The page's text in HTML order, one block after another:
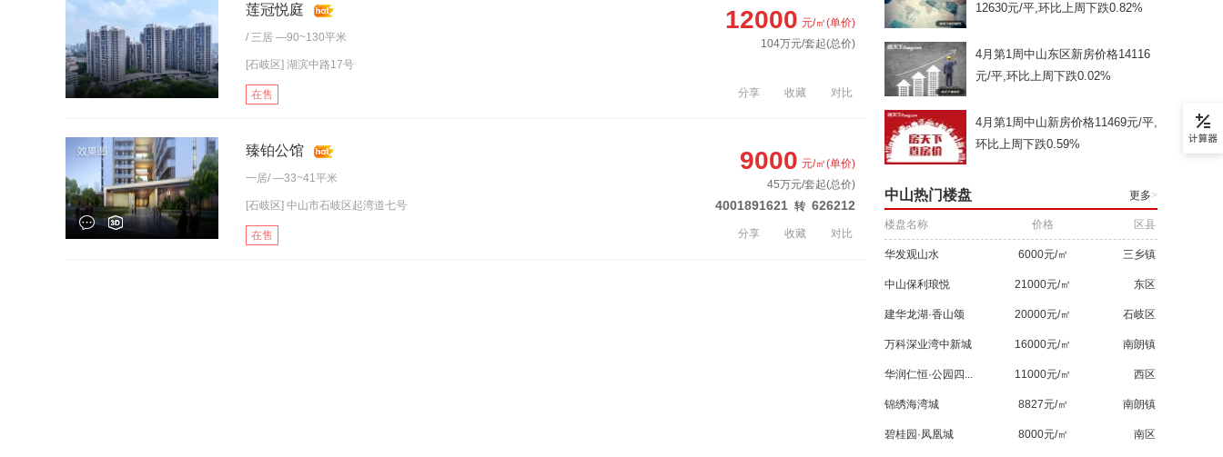
莲冠悦庭
/ 三居 —90~130平米
[石岐区] 湖滨中路17号
在售
12000 元/㎡(单价)
104万元/套起(总价)
分享 收藏 对比
臻铂公馆
一居/ —33~41平米
[石岐区] 中山市石岐区起湾道七号 4001891621 转 626212
在售
9000 元/㎡(单价)
45万元/套起(总价)
分享 收藏 对比
12630元/平,环比上周下跌0.82%
4月第1周中山东区新房价格14116
元/平,环比上周下跌0.02%
4月第1周中山新房价格11469元/平,
环比上周下跌0.59%
中山热门楼盘 更多>
楼盘名称 价格 区县
华发观山水 6000元/㎡ 三乡镇
中山保利琅悦 21000元/㎡ 东区
建华龙湖·香山颂 20000元/㎡ 石岐区
万科深业湾中新城 16000元/㎡ 南朗镇
华润仁恒·公园四... 11000元/㎡ 西区
锦绣海湾城 8827元/㎡ 南朗镇
碧桂园·凤凰城 8000元/㎡ 南区